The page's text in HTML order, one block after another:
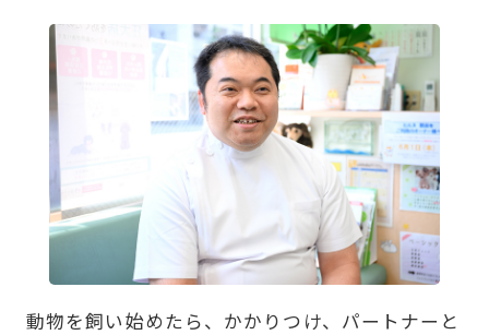
動物を飼い始めたら、かかりつけ、パートナーと